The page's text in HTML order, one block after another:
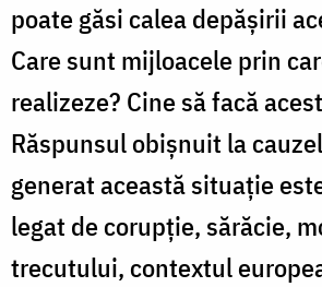
poate găsi calea depăşirii
Care sunt mijloacele prin
realizeze? Cine să facă
Răspunsul obişnuit la
generat această situaţie
legat de corupţie, sărăcie,
trecutului, contextul